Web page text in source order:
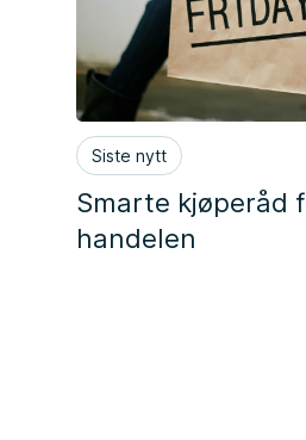
Siste nytt
Smarte kjøperåd
handelen